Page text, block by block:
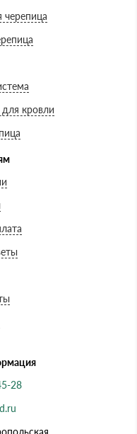
черепица
кровли
28